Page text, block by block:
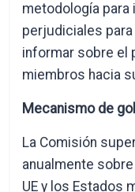
metodología
perjudiciales
informar sobre el
miembros hacia
Mecanismo de
La Comisión
anualmente
UE y los Estados